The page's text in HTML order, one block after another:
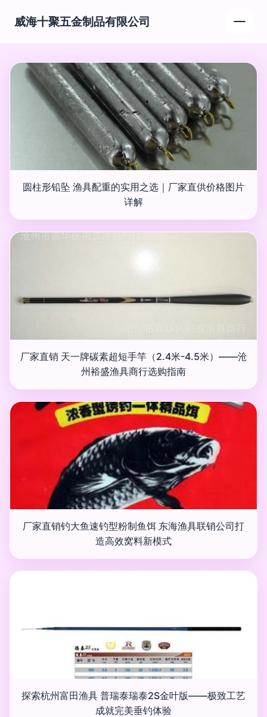
威海十聚五金制品有限公司
圆柱形铅坠 渔具配重的实用之选｜厂家直供价格图片
详解
厂家直销 天一牌碳素超短手竿（2.4米-4.5米）——沧
州裕盛渔具商行选购指南
厂家直销钓大鱼速钓型粉制鱼饵 东海渔具联销公司打
造高效窝料新模式
探索杭州富田渔具 普瑞泰瑞泰2S金叶版——极致工艺
成就完美垂钓体验